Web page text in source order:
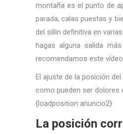
montaña es el punto de
parada, calas puestas y
del sillin definitiva en
hagas alguna salida
recomendamos este
El ajuste de la posición
como pueden ser dolores
{loadposition anuncio2}
La posición